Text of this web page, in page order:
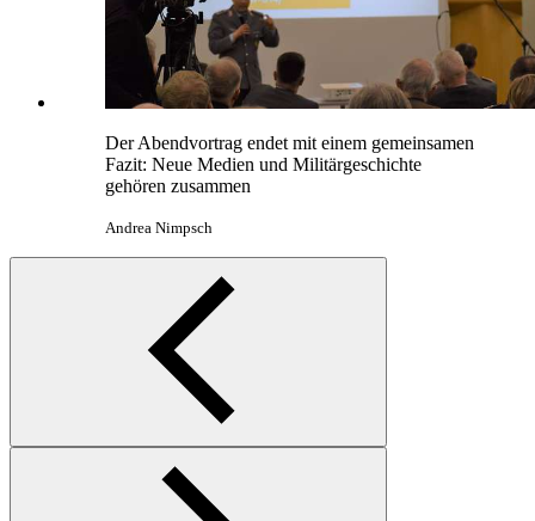
Der Abendvortrag endet mit einem gemeinsamen
Fazit: Neue Medien und Militärgeschichte
gehören zusammen
Andrea Nimpsch